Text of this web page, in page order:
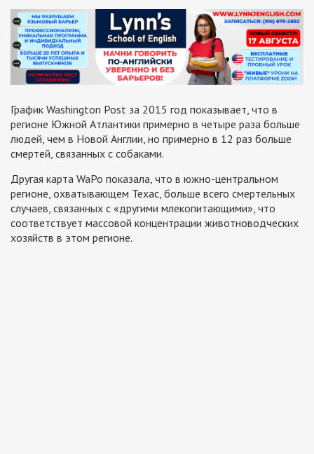
График Washington Post за 2015 год показывает, что в
регионе Южной Атлантики примерно в четыре раза больше
людей, чем в Новой Англии, но примерно в 12 раз больше
смертей, связанных с собаками.
Другая карта WaPo показала, что в южно-центральном
регионе, охватывающем Техас, больше всего смертельных
случаев, связанных с «другими млекопитающими», что
соответствует массовой концентрации животноводческих
хозяйств в этом регионе.